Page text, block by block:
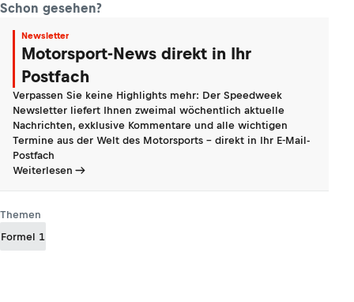
Schon gesehen?
Newsletter
Motorsport-News direkt in Ihr
Postfach
Verpassen Sie keine Highlights mehr: Der Speedweek
Newsletter liefert Ihnen zweimal wöchentlich aktuelle
Nachrichten, exklusive Kommentare und alle wichtigen
Termine aus der Welt des Motorsports - direkt in Ihr E-Mail-
Postfach
Weiterlesen
Themen
Formel 1